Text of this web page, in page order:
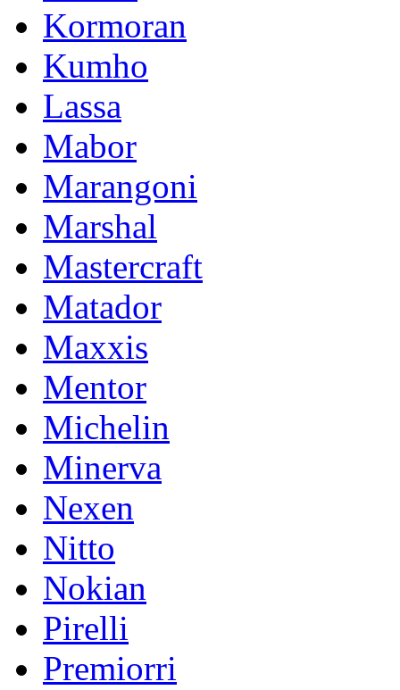
Kormoran
Kumho
Lassa
Mabor
Marangoni
Marshal
Mastercraft
Matador
Maxxis
Mentor
Michelin
Minerva
Nexen
Nitto
Nokian
Pirelli
Premiorri